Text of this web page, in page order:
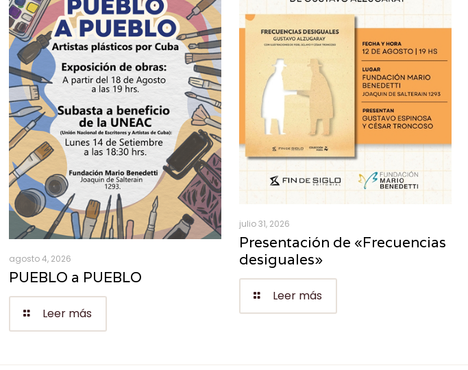
agosto 4, 2026
PUEBLO a PUEBLO
Leer más
julio 31, 2026
Presentación de «Frecuencias
desiguales»
Leer más